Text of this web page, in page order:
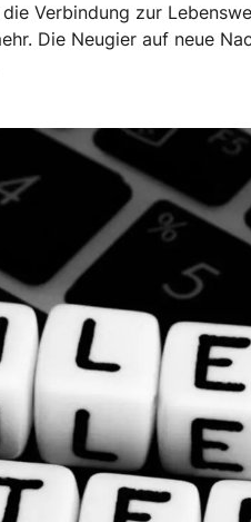
Verbindung zur
Die Neugier auf neue